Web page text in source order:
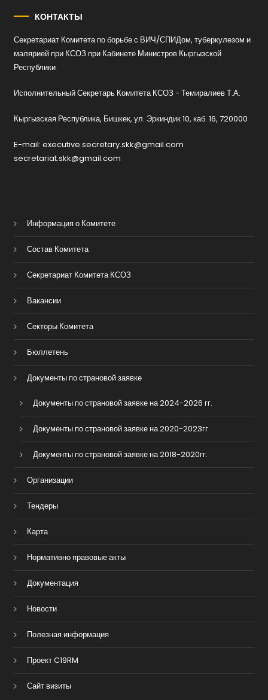
КОНТАКТЫ
Секретариат Комитета по борьбе с ВИЧ/СПИДом, туберкулезом и
малярией при КСОЗ при Кабинете Министров Кыргызской
Республики
Исполнительный Секретарь Комитета КСОЗ - Темиралиев Т.А.
Кыргызская Республика, Бишкек, ул. Эркиндик 10, каб. 16, 720000
E-mail: executive.secretary.skk@gmail.com
secretariat.skk@gmail.com
Информация о Комитете
Состав Комитета
Секретариат Комитета КСОЗ
Вакансии
Секторы Комитета
Бюллетень
Документы по страновой заявке
Документы по страновой заявке на 2024-2026 гг.
Документы по страновой заявке на 2020-2023гг.
Документы по страновой заявке на 2018-2020гг.
Организации
Тендеры
Карта
Нормативно правовые акты
Документация
Новости
Полезная информация
Проект C19RM
Сайт визиты